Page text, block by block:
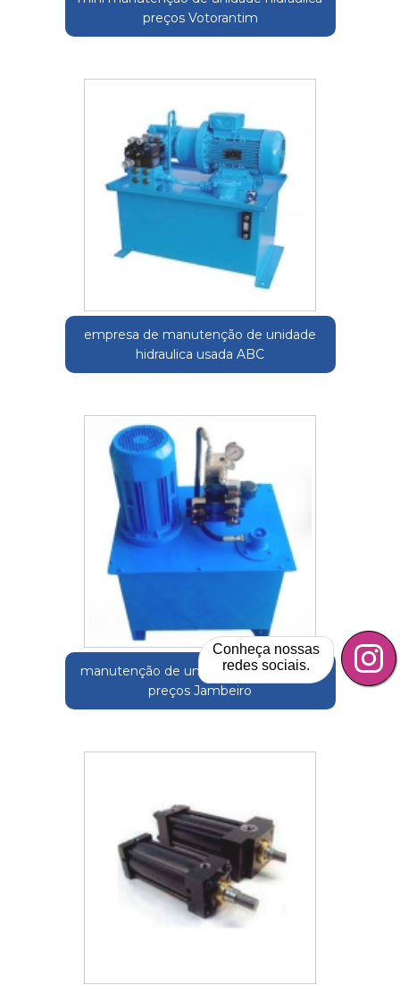
preços Votorantim
empresa de manutenção de unidade
hidraulica usada ABC
manutenção de unidade hidráulica 24v
preços Jambeiro
Conheça nossas
redes sociais.